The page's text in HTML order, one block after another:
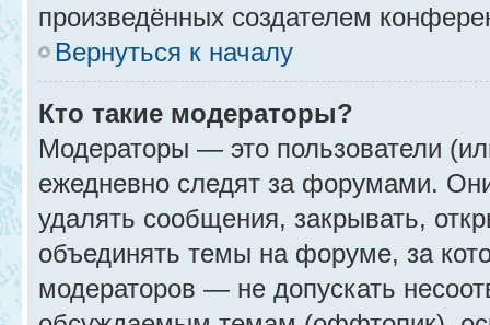
произведённых создателем
Вернуться к началу
Кто такие модераторы?
Модераторы — это пользователи
ежедневно следят за форумами.
удалять сообщения, закрывать,
объединять темы на форуме, за
модераторов — не допускать